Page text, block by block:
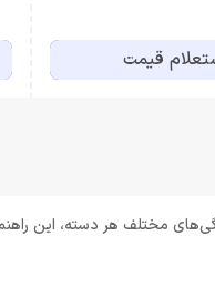
قیمت
و ویژگی‌های مختلف هر دسته،